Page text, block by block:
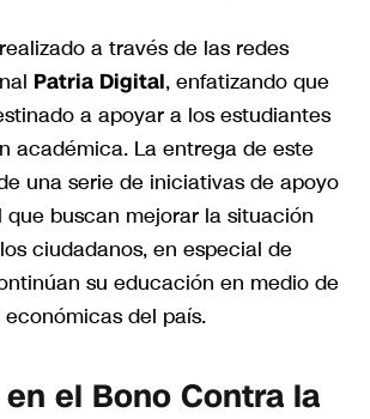
a través de las redes
Patria Digital, enfatizando que
a apoyar a los estudiantes
académica. La entrega de este
una serie de iniciativas de apoyo
buscan mejorar la situación
ciudadanos, en especial de
su educación en medio de
del país.
el Bono Contra la